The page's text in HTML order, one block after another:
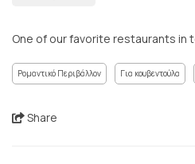
One of our favorite restaurants in
Ρομαντικό Περιβάλλον Για κουβεντούλα
Share